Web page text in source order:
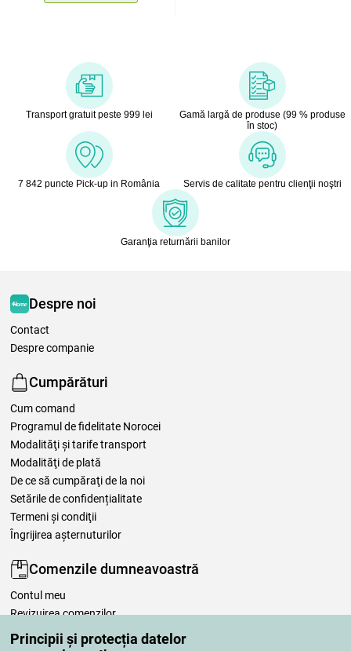
Principii și protecția datelor
Transport gratuit peste 999 lei
Gamă largă de produse (99 % produse
în stoc)
7 842 puncte Pick-up in România Servis de calitate pentru clienţii noştri
Garanţia returnării banilor
Despre noi
Contact
Despre companie
Cumpărături
Cum comand
Programul de fidelitate Norocei
Modalităţi şi tarife transport
Modalităţi de plată
De ce să cumpăraţi de la noi
Setările de confidențialitate
Termeni şi condiţii
Îngrijirea așternuturilor
Comenzile dumneavoastră
Contul meu
Revizuirea comenzilor
Reclamaţii